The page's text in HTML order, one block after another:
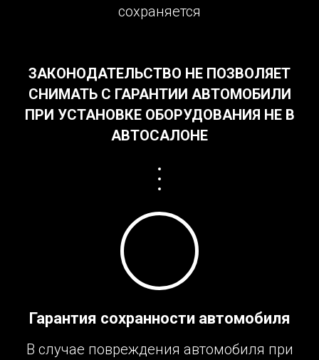
сохраняется
ЗАКОНОДАТЕЛЬСТВО НЕ ПОЗВОЛЯЕТ
СНИМАТЬ С ГАРАНТИИ АВТОМОБИЛИ
ПРИ УСТАНОВКЕ ОБОРУДОВАНИЯ НЕ В
АВТОСАЛОНЕ
Гарантия сохранности автомобиля
В случае повреждения автомобиля при